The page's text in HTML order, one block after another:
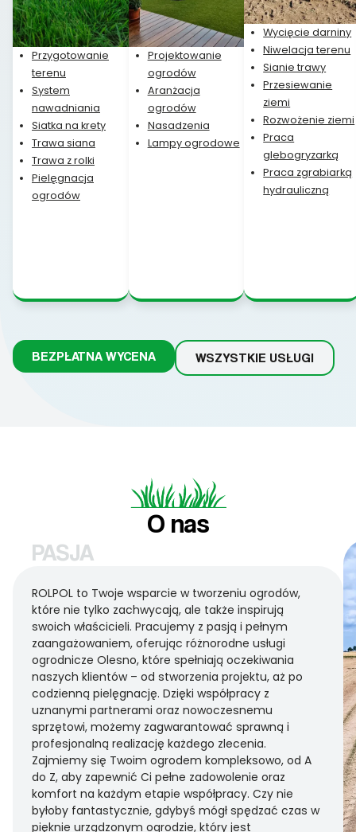
Przygotowanie
terenu
System
nawadniania
Siatka na krety
Trawa siana
Trawa z rolki
Pielęgnacja
ogrodów
Projektowanie
ogrodów
Aranżacja
ogrodów
Nasadzenia
Lampy ogrodowe
Wycięcie darniny
Niwelacja terenu
Sianie trawy
Przesiewanie
ziemi
Rozwożenie ziemi
Praca
glebogryzarką
Praca zgrabiarką
hydrauliczną
BEZPŁATNA WYCENA WSZYSTKIE USŁUGI
O nas
PASJA
ROLPOL to Twoje wsparcie w tworzeniu ogrodów,
które nie tylko zachwycają, ale także inspirują
swoich właścicieli. Pracujemy z pasją i pełnym
zaangażowaniem, oferując różnorodne usługi
ogrodnicze Olesno, które spełniają oczekiwania
naszych klientów – od stworzenia projektu, aż po
codzienną pielęgnację. Dzięki współpracy z
uznanymi partnerami oraz nowoczesnemu
sprzętowi, możemy zagwarantować sprawną i
profesjonalną realizację każdego zlecenia.
Zajmiemy się Twoim ogrodem kompleksowo, od A
do Z, aby zapewnić Ci pełne zadowolenie oraz
komfort na każdym etapie współpracy. Czy nie
byłoby fantastycznie, gdybyś mógł spędzać czas w
pięknie urządzonym ogrodzie, który jest